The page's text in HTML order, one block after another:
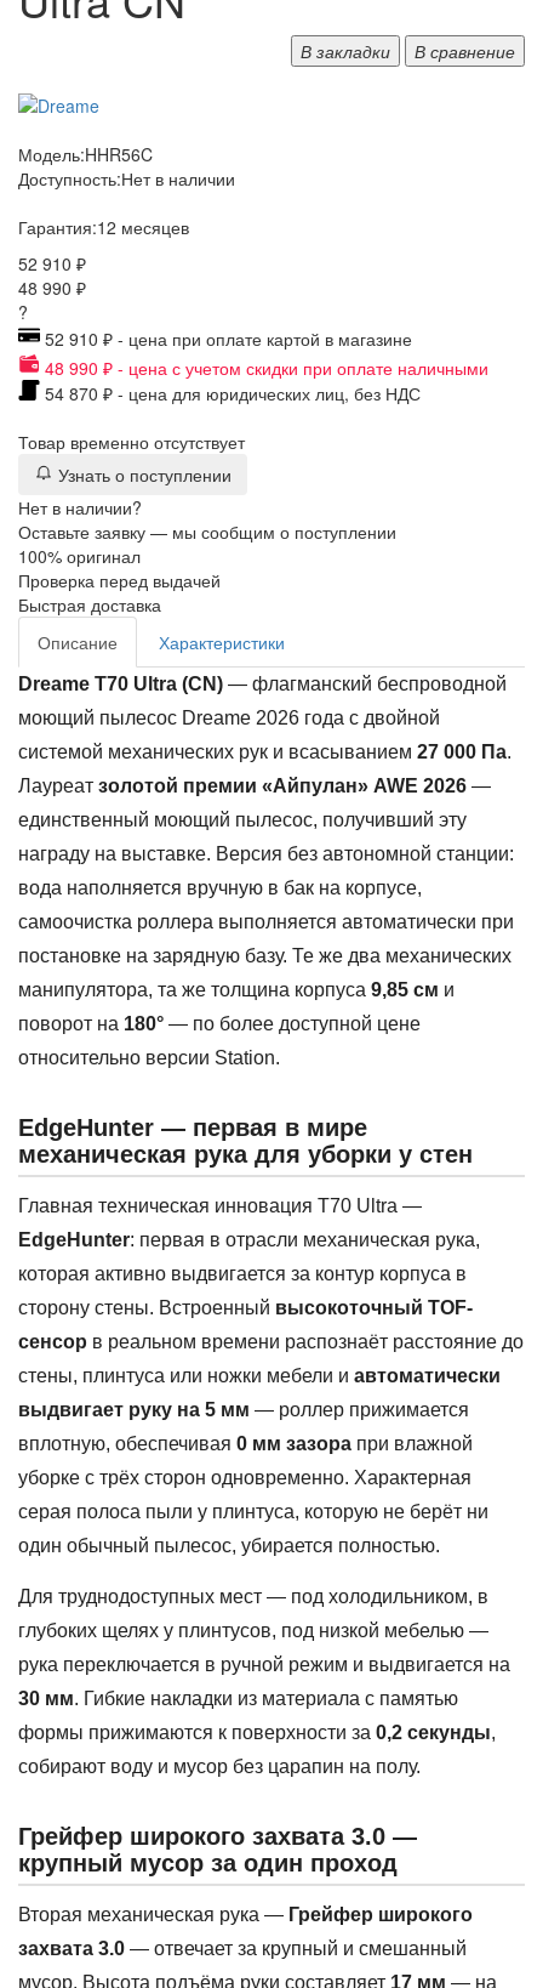
В закладки В сравнение
Модель:HHR56C
Доступность:Нет в наличии
Гарантия:12 месяцев
52 910 ₽
48 990 ₽
?
52 910 ₽ - цена при оплате картой в магазине
48 990 ₽ - цена с учетом скидки при оплате наличными
54 870 ₽ - цена для юридических лиц, без НДС
Товар временно отсутствует
Узнать о поступлении
Нет в наличии?
Оставьте заявку — мы сообщим о поступлении
100% оригинал
Проверка перед выдачей
Быстрая доставка
Описание
Характеристики
Dreame T70 Ultra (CN) — флагманский беспроводной
моющий пылесос Dreame 2026 года с двойной
системой механических рук и всасыванием 27 000 Па.
Лауреат золотой премии «Айпулан» AWE 2026 —
единственный моющий пылесос, получивший эту
награду на выставке. Версия без автономной станции:
вода наполняется вручную в бак на корпусе,
самоочистка роллера выполняется автоматически при
постановке на зарядную базу. Те же два механических
манипулятора, та же толщина корпуса 9,85 см и
поворот на 180° — по более доступной цене
относительно версии Station.
EdgeHunter — первая в мире
механическая рука для уборки у стен
Главная техническая инновация T70 Ultra —
EdgeHunter: первая в отрасли механическая рука,
которая активно выдвигается за контур корпуса в
сторону стены. Встроенный высокоточный TOF-
сенсор в реальном времени распознаёт расстояние до
стены, плинтуса или ножки мебели и автоматически
выдвигает руку на 5 мм — роллер прижимается
вплотную, обеспечивая 0 мм зазора при влажной
уборке с трёх сторон одновременно. Характерная
серая полоса пыли у плинтуса, которую не берёт ни
один обычный пылесос, убирается полностью.
Для труднодоступных мест — под холодильником, в
глубоких щелях у плинтусов, под низкой мебелью —
рука переключается в ручной режим и выдвигается на
30 мм. Гибкие накладки из материала с памятью
формы прижимаются к поверхности за 0,2 секунды,
собирают воду и мусор без царапин на полу.
Грейфер широкого захвата 3.0 —
крупный мусор за один проход
Вторая механическая рука — Грейфер широкого
захвата 3.0 — отвечает за крупный и смешанный
мусор. Высота подъёма руки составляет 17 мм — на